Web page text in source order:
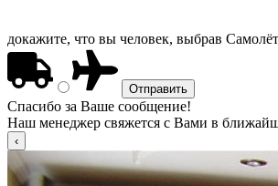
докажите, что вы человек, выбрав Самолёт
Спасибо за Ваше сообщение!
Наш менеджер свяжется с Вами в